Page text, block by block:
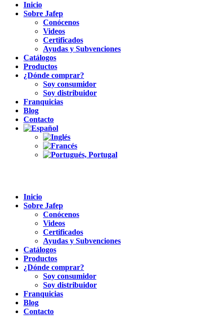
Inicio
Sobre Jafep
Conócenos
Videos
Certificados
Ayudas y Subvenciones
Catálogos
Productos
¿Dónde comprar?
Soy consumidor
Soy distribuidor
Franquicias
Blog
Contacto
Inicio
Sobre Jafep
Conócenos
Videos
Certificados
Ayudas y Subvenciones
Catálogos
Productos
¿Dónde comprar?
Soy consumidor
Soy distribuidor
Franquicias
Blog
Contacto